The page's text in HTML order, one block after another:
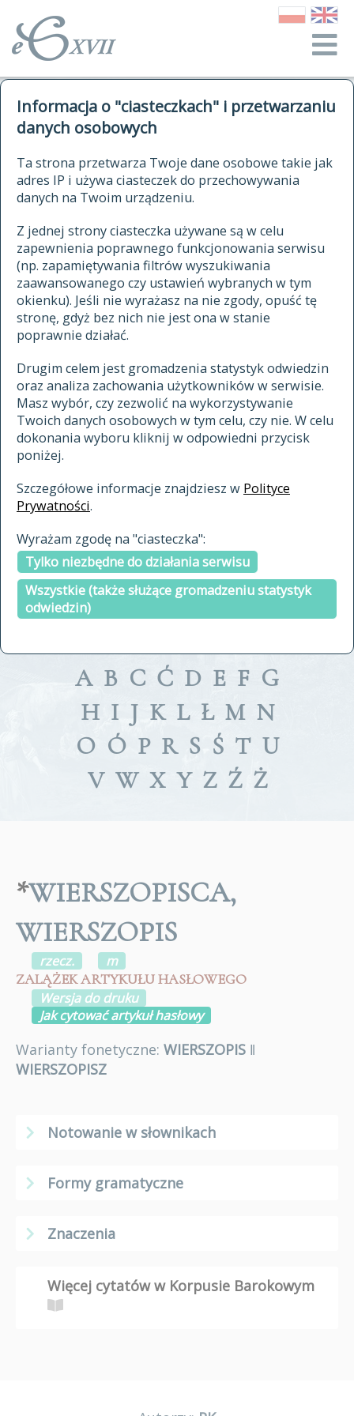
Informacja o "ciasteczkach" i przetwarzaniu
danych osobowych
Ta strona przetwarza Twoje dane osobowe takie jak
adres IP i używa ciasteczek do przechowywania
danych na Twoim urządzeniu.
Z jednej strony ciasteczka używane są w celu
zapewnienia poprawnego funkcjonowania serwisu
(np. zapamiętywania filtrów wyszukiwania
zaawansowanego czy ustawień wybranych w tym
okienku). Jeśli nie wyrażasz na nie zgody, opuść tę
stronę, gdyż bez nich nie jest ona w stanie
poprawnie działać.
Drugim celem jest gromadzenia statystyk odwiedzin
oraz analiza zachowania użytkowników w serwisie.
Masz wybór, czy zezwolić na wykorzystywanie
Twoich danych osobowych w tym celu, czy nie. W celu
dokonania wyboru kliknij w odpowiedni przycisk
poniżej.
Szczegółowe informacje znajdziesz w Polityce
Prywatności.
Wyrażam zgodę na "ciasteczka":
Tylko niezbędne do działania serwisu
Wszystkie (także służące gromadzeniu statystyk
odwiedzin)
autorzy Słownika
historia
publikacje
źródła
autorzy tekstów źródłowych
zasady opracowania
statystyki
najnowsze hasła
ostatnio zmodyfikowane hasła
materiały archiwalne
cytowanie
kontakt
kwerendy
jak cytować Słownik
ELEKTRONICZNY SŁOWNIK
JĘZYKA POLSKIEGO
XVII I XVIII WIEKU
znajdź hasła
zaczynające się od
indeksie
a fronte
a tergo
A B C Ć D E F G
H I J K L Ł M N
O Ó P R S Ś T U
V W X Y Z Ź Ż
*WIERSZOPISCA,
WIERSZOPIS
rzecz.
m
ZALĄŻEK ARTYKUŁU HASŁOWEGO
Wersja do druku
Jak cytować artykuł hasłowy
Warianty fonetyczne: WIERSZOPIS ǁ
WIERSZOPISZ
Notowanie w słownikach
Formy gramatyczne
Znaczenia
Więcej cytatów w Korpusie Barokowym